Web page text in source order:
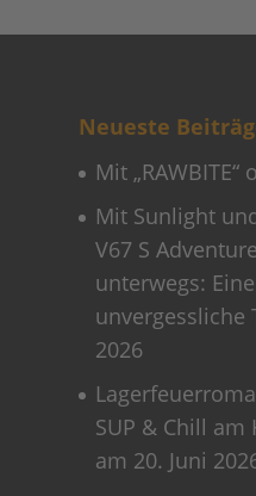
Neueste
Mit „RAWBITE“
Mit Sunlight
V67 S Adventure
unterwegs: Eine
unvergessliche
2026
SUP & Chill am
am 20. Juni